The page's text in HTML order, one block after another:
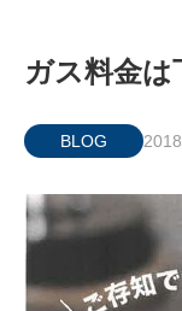
ガス料金
BLOG